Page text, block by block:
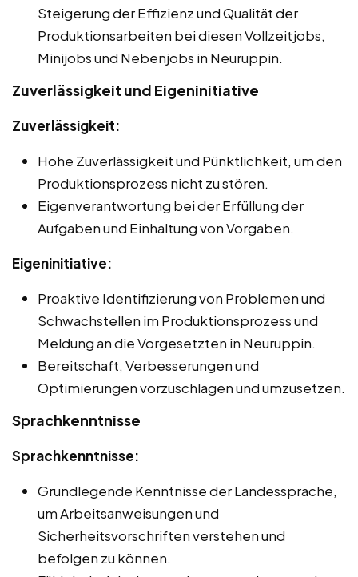
Steigerung der Effizienz und Qualität der
Produktionsarbeiten bei diesen Vollzeitjobs,
Minijobs und Nebenjobs in Neuruppin.
Zuverlässigkeit und Eigeninitiative
Zuverlässigkeit:
Hohe Zuverlässigkeit und Pünktlichkeit, um den
Produktionsprozess nicht zu stören.
Eigenverantwortung bei der Erfüllung der
Aufgaben und Einhaltung von Vorgaben.
Eigeninitiative:
Proaktive Identifizierung von Problemen und
Schwachstellen im Produktionsprozess und
Meldung an die Vorgesetzten in Neuruppin.
Bereitschaft, Verbesserungen und
Optimierungen vorzuschlagen und umzusetzen.
Sprachkenntnisse
Sprachkenntnisse:
Grundlegende Kenntnisse der Landessprache,
um Arbeitsanweisungen und
Sicherheitsvorschriften verstehen und
befolgen zu können.